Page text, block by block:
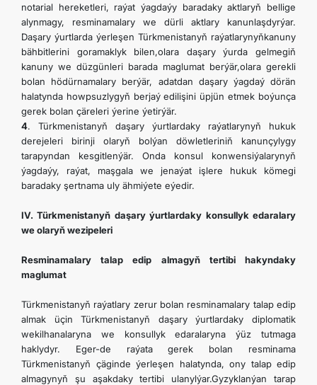
notarial hereketleri, raýat ýagdaýy baradaky aktlaryň bellige
alynmagy, resminamalary we dürli aktlary kanunlaşdyrýar.
Daşary ýurtlarda ýerleşen Türkmenistanyň raýatlarynyňkanuny
bähbitlerini goramaklyk bilen,olara daşary ýurda gelmegiň
kanuny we düzgünleri barada maglumat berýär,olara gerekli
bolan hödürnamalary berýär, adatdan daşary ýagdaý dörän
halatynda howpsuzlygyň berjaý edilişini üpjün etmek boýunça
gerek bolan çäreleri ýerine ýetirýär.
4. Türkmenistanyň daşary ýurtlardaky raýatlarynyň hukuk
derejeleri birinji olaryň bolýan döwletleriniň kanunçylygy
tarapyndan kesgitlenýär. Onda konsul konwensiýalarynyň
ýagdaýy, raýat, maşgala we jenaýat işlere hukuk kömegi
baradaky şertnama uly ähmiýete eýedir.
IV. Türkmenistanyň daşary ýurtlardaky konsullyk edaralary
we olaryň wezipeleri
Resminamalary talap edip almagyň tertibi hakyndaky
maglumat
Türkmenistanyň raýatlary zerur bolan resminamalary talap edip
almak üçin Türkmenistanyň daşary ýurtlardaky diplomatik
wekilhanalaryna we konsullyk edaralaryna ýüz tutmaga
haklydyr. Eger-de raýata gerek bolan resminama
Türkmenistanyň çäginde ýerleşen halatynda, ony talap edip
almagynyň şu aşakdaky tertibi ulanylýar.Gyzyklanýan tarap